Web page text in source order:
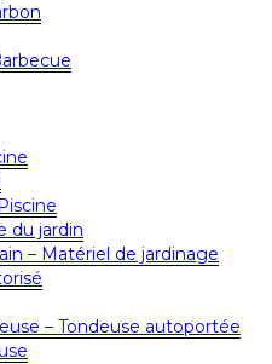
du jardin
– Matériel de jardinage
– Tondeuse autoportée